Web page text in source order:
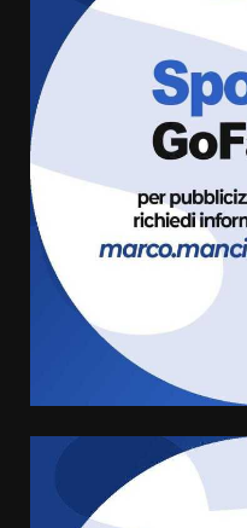
grande
8
giusta”
Banda”
7